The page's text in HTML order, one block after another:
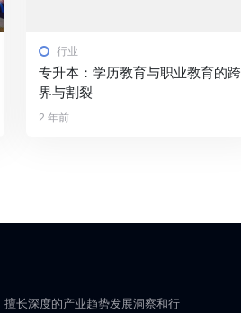
行业
专升本：学历教育与职业教育的跨
界与割裂
2 年前
长深度的产业趋势发展洞察和行